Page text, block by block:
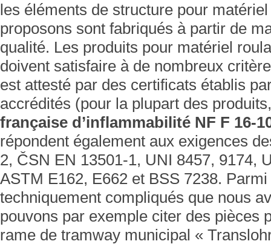
les éléments de structure pour
proposons sont fabriqués à partir de
qualité. Les produits pour matériel
doivent satisfaire à de nombreux
est attesté par des certificats établis
accrédités (pour la plupart des
française d’inflammabilité NF F 16-
répondent également aux exigences
2, ČSN EN 13501-1, UNI 8457, 9174,
ASTM E162, E662 et BSS 7238.
techniquement compliqués que nous
pouvons par exemple citer des pièces
rame de tramway municipal «